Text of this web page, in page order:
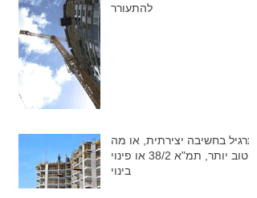
להתעורר
תרגיל בחשיבה יצירתית, או מה
טוב יותר, תמ"א 38/2 או פינוי
בינוי